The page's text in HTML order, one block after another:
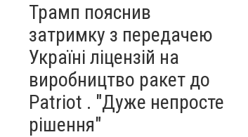
Трамп пояснив
затримку з передачею
Україні ліцензій на
виробництво ракет до
Patriot . "Дуже непросте
рішення"